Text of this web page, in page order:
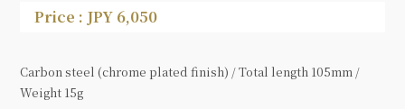
Price : JPY 6,050
Carbon steel (chrome plated finish) / Total length 105mm /
Weight 15g